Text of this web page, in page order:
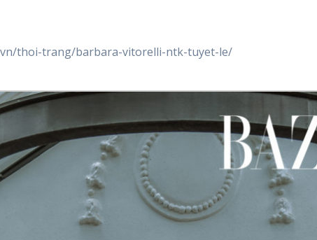
thoi-trang/barbara-vitorelli-ntk-tuyet-le/